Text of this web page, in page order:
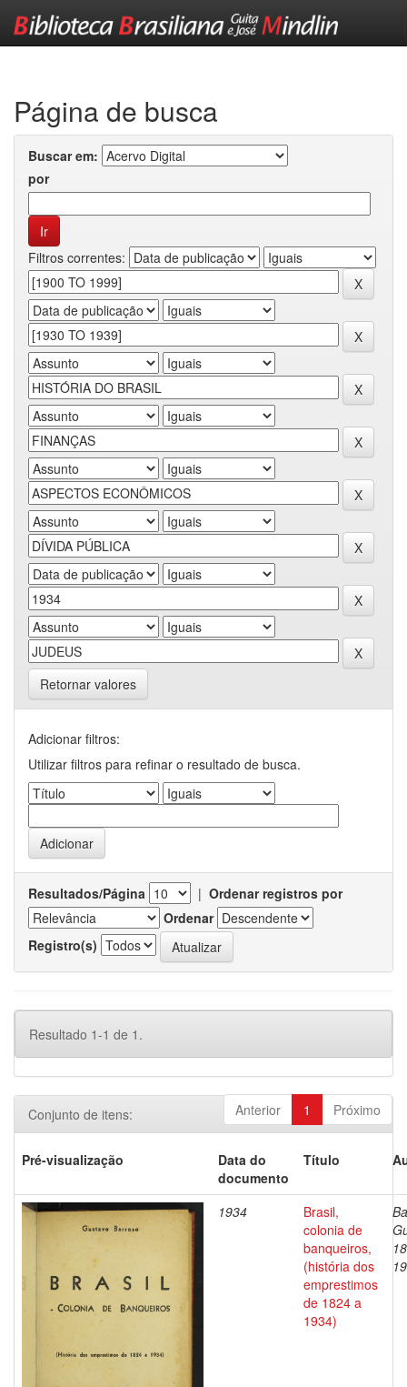
Página de busca
Buscar em:
por
Filtros correntes:
Retornar valores
Adicionar filtros:
Utilizar filtros para refinar o resultado de busca.
Resultados/Página | Ordenar registros por
Ordenar
Registro(s)
Resultado 1-1 de 1.
Anterior 1 Próximo
Conjunto de itens:
Pré-visualização
Data do
documento
Título
1934
Brasil,
colonia de
banqueiros,
(história dos
emprestimos
de 1824 a
1934)